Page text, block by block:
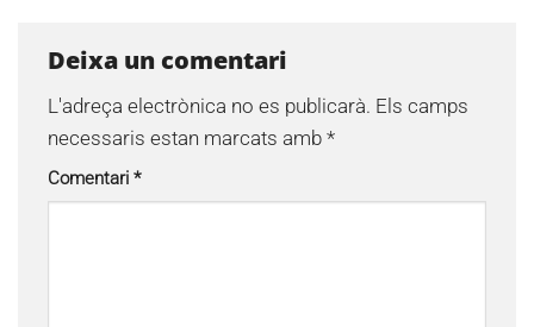
Deixa un comentari
L'adreça electrònica no es publicarà. Els camps
necessaris estan marcats amb *
Comentari *